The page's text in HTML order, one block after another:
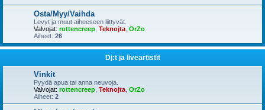
Osta/Myy/Vaihda
Levyt ja muut aiheeseen liittyvät.
Valvojat: rottencreep Teknojta OrZo
Aiheet: 26
Dj:t ja liveartistit
Vinkit
Pyydä apua tai anna neuvoja.
Valvojat: rottencreep Teknojta OrZo
Aiheet: 2